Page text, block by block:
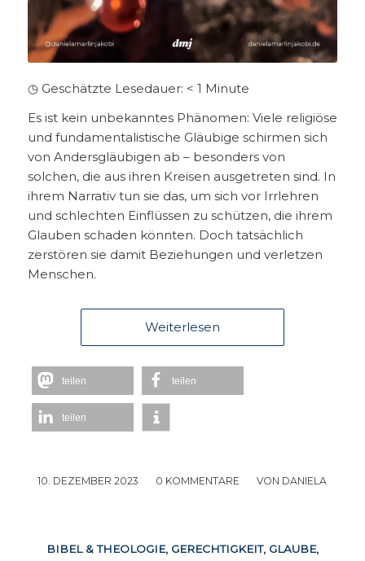
◷ Geschätzte Lesedauer: < 1 Minute
Es ist kein unbekanntes Phänomen: Viele religiöse
und fundamentalistische Gläubige schirmen sich
von Andersgläubigen ab – besonders von
solchen, die aus ihren Kreisen ausgetreten sind. In
ihrem Narrativ tun sie das, um sich vor Irrlehren
und schlechten Einflüssen zu schützen, die ihrem
Glauben schaden könnten. Doch tatsächlich
zerstören sie damit Beziehungen und verletzen
Menschen.
Weiterlesen
teilen teilen
teilen
10. DEZEMBER 2023
/ 0 KOMMENTARE
/ VON DANIELA
BIBEL & THEOLOGIE, GERECHTIGKEIT, GLAUBE,